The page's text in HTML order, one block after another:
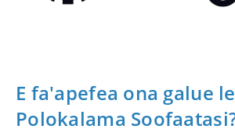
E fa'apefea ona galue le
Polokalama